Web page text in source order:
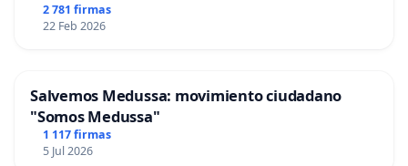
2 781 firmas
22 Feb 2026
Salvemos Medussa: movimiento ciudadano
"Somos Medussa"
1 117 firmas
5 Jul 2026